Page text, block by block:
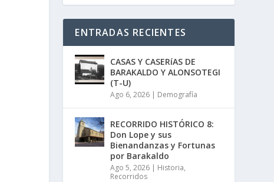
ENTRADAS RECIENTES
CASAS Y CASERíAS DE
BARAKALDO Y ALONSOTEGI
(T-U)
Ago 6, 2026 | Demografía
RECORRIDO HISTÓRICO 8:
Don Lope y sus
Bienandanzas y Fortunas
por Barakaldo
Ago 5, 2026 | Historia,
Recorridos